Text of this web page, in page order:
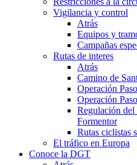
Vigilancia y control
Atrás
Equipos y
Campañas
Rutas de interes
Atrás
Camino de
Operación
Operación
Regulación del
Formentor
Rutas ciclistas
El tráfico en Europa
Conoce la DGT